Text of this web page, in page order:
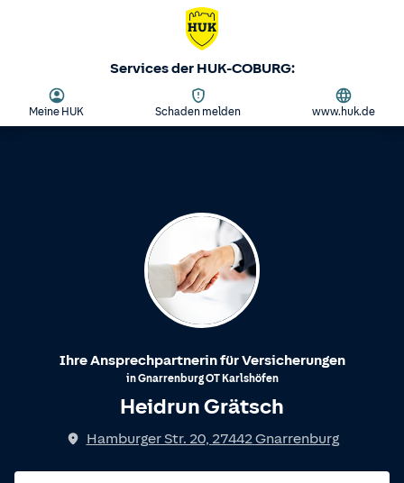
Services der HUK-COBURG:
Meine HUK Schaden melden www.huk.de
Ihre Ansprechpartnerin für Versicherungen
inGnarrenburgOT Karlshöfen
Heidrun Grätsch
Hamburger Str. 20, 27442Gnarrenburg